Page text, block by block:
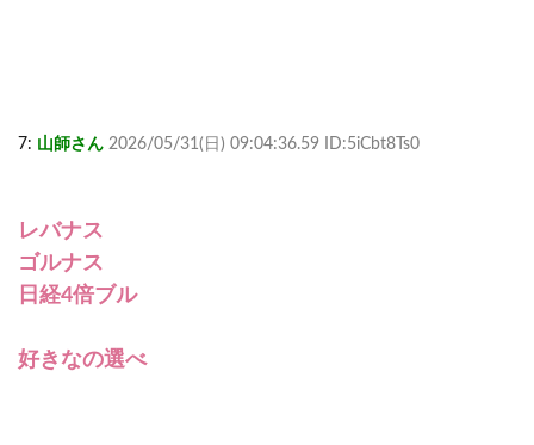
7: 山師さん 2026/05/31(日) 09:04:36.59 ID:5iCbt8Ts0
レバナス
ゴルナス
日経4倍ブル
好きなの選べ